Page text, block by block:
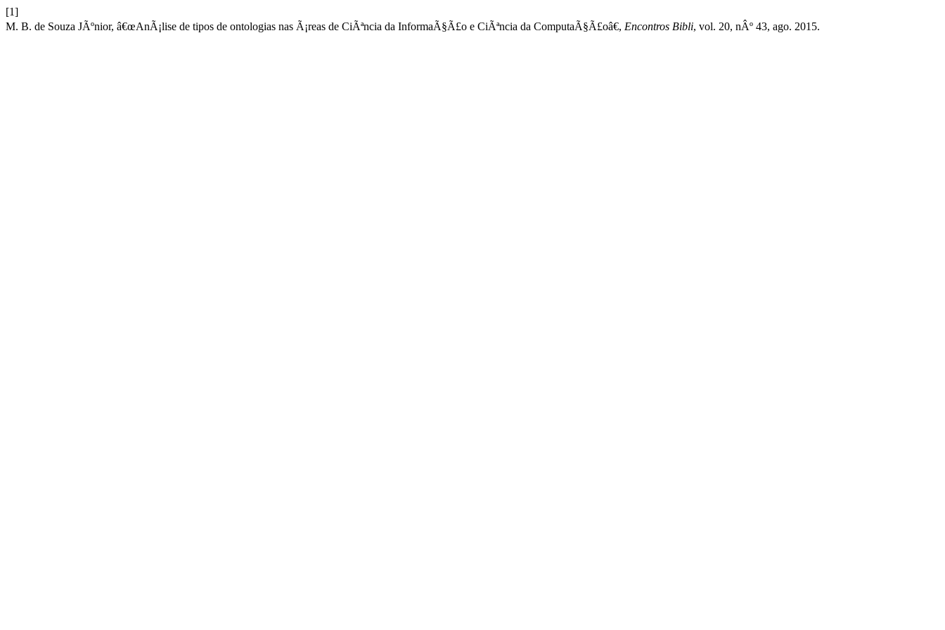
[1]
M. B. de Souza JÃºnior, â€œAnÃ¡lise de tipos de ontologias nas Ã¡reas de CiÃªncia da InformaÃ§Ã£o e CiÃªncia da ComputaÃ§Ã£oâ€, Encontros Bibli, vol. 20, nÂº 43, ago. 2015.